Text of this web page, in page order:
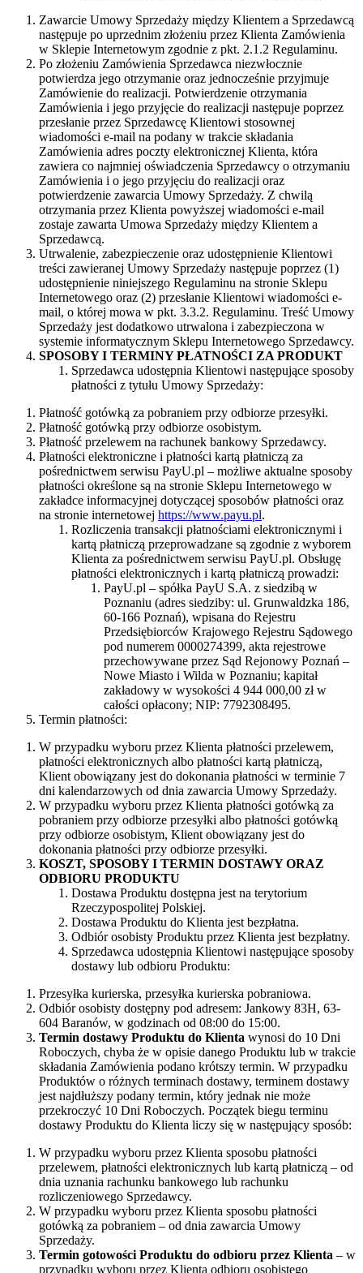
Zawarcie Umowy Sprzedaży między Klientem a Sprzedawcą
następuje po uprzednim złożeniu przez Klienta Zamówienia
w Sklepie Internetowym zgodnie z pkt. 2.1.2 Regulaminu.
Po złożeniu Zamówienia Sprzedawca niezwłocznie
potwierdza jego otrzymanie oraz jednocześnie przyjmuje
Zamówienie do realizacji. Potwierdzenie otrzymania
Zamówienia i jego przyjęcie do realizacji następuje poprzez
przesłanie przez Sprzedawcę Klientowi stosownej
wiadomości e-mail na podany w trakcie składania
Zamówienia adres poczty elektronicznej Klienta, która
zawiera co najmniej oświadczenia Sprzedawcy o otrzymaniu
Zamówienia i o jego przyjęciu do realizacji oraz
potwierdzenie zawarcia Umowy Sprzedaży. Z chwilą
otrzymania przez Klienta powyższej wiadomości e-mail
zostaje zawarta Umowa Sprzedaży między Klientem a
Sprzedawcą.
Utrwalenie, zabezpieczenie oraz udostępnienie Klientowi
treści zawieranej Umowy Sprzedaży następuje poprzez (1)
udostępnienie niniejszego Regulaminu na stronie Sklepu
Internetowego oraz (2) przesłanie Klientowi wiadomości e-
mail, o której mowa w pkt. 3.3.2. Regulaminu. Treść Umowy
Sprzedaży jest dodatkowo utrwalona i zabezpieczona w
systemie informatycznym Sklepu Internetowego Sprzedawcy.
SPOSOBY I TERMINY PŁATNOŚCI ZA PRODUKT
Sprzedawca udostępnia Klientowi następujące sposoby
płatności z tytułu Umowy Sprzedaży:
Płatność gotówką za pobraniem przy odbiorze przesyłki.
Płatność gotówką przy odbiorze osobistym.
Płatność przelewem na rachunek bankowy Sprzedawcy.
Płatności elektroniczne i płatności kartą płatniczą za
pośrednictwem serwisu PayU.pl – możliwe aktualne sposoby
płatności określone są na stronie Sklepu Internetowego w
zakładce informacyjnej dotyczącej sposobów płatności oraz
na stronie internetowej https://www.payu.pl.
Rozliczenia transakcji płatnościami elektronicznymi i
kartą płatniczą przeprowadzane są zgodnie z wyborem
Klienta za pośrednictwem serwisu PayU.pl. Obsługę
płatności elektronicznych i kartą płatniczą prowadzi:
PayU.pl – spółka PayU S.A. z siedzibą w
Poznaniu (adres siedziby: ul. Grunwaldzka 186,
60-166 Poznań), wpisana do Rejestru
Przedsiębiorców Krajowego Rejestru Sądowego
pod numerem 0000274399, akta rejestrowe
przechowywane przez Sąd Rejonowy Poznań –
Nowe Miasto i Wilda w Poznaniu; kapitał
zakładowy w wysokości 4 944 000,00 zł w
całości opłacony; NIP: 7792308495.
Termin płatności:
W przypadku wyboru przez Klienta płatności przelewem,
płatności elektronicznych albo płatności kartą płatniczą,
Klient obowiązany jest do dokonania płatności w terminie 7
dni kalendarzowych od dnia zawarcia Umowy Sprzedaży.
W przypadku wyboru przez Klienta płatności gotówką za
pobraniem przy odbiorze przesyłki albo płatności gotówką
przy odbiorze osobistym, Klient obowiązany jest do
dokonania płatności przy odbiorze przesyłki.
KOSZT, SPOSOBY I TERMIN DOSTAWY ORAZ
ODBIORU PRODUKTU
Dostawa Produktu dostępna jest na terytorium
Rzeczypospolitej Polskiej.
Dostawa Produktu do Klienta jest bezpłatna.
Odbiór osobisty Produktu przez Klienta jest bezpłatny.
Sprzedawca udostępnia Klientowi następujące sposoby
dostawy lub odbioru Produktu:
Przesyłka kurierska, przesyłka kurierska pobraniowa.
Odbiór osobisty dostępny pod adresem: Jankowy 83H, 63-
604 Baranów, w godzinach od 08:00 do 15:00.
Termin dostawy Produktu do Klienta wynosi do 10 Dni
Roboczych, chyba że w opisie danego Produktu lub w trakcie
składania Zamówienia podano krótszy termin. W przypadku
Produktów o różnych terminach dostawy, terminem dostawy
jest najdłuższy podany termin, który jednak nie może
przekroczyć 10 Dni Roboczych. Początek biegu terminu
dostawy Produktu do Klienta liczy się w następujący sposób:
W przypadku wyboru przez Klienta sposobu płatności
przelewem, płatności elektronicznych lub kartą płatniczą – od
dnia uznania rachunku bankowego lub rachunku
rozliczeniowego Sprzedawcy.
W przypadku wyboru przez Klienta sposobu płatności
gotówką za pobraniem – od dnia zawarcia Umowy
Sprzedaży.
Termin gotowości Produktu do odbioru przez Klienta – w
przypadku wyboru przez Klienta odbioru osobistego